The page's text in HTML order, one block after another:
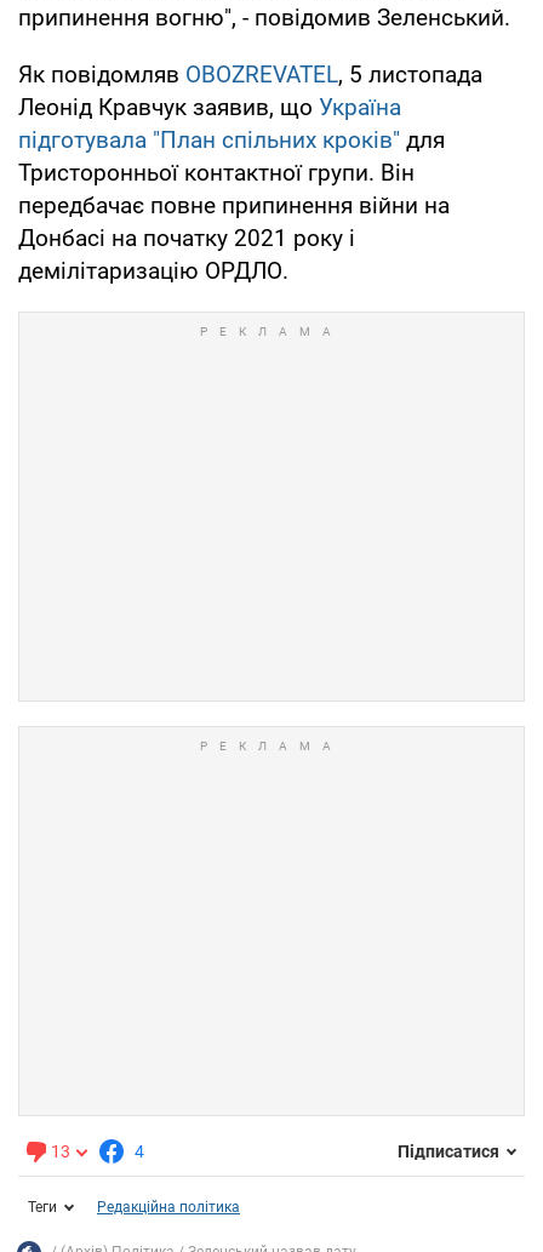
припинення вогню", - повідомив Зеленський.
Як повідомляв OBOZREVATEL, 5 листопада
Леонід Кравчук заявив, що Україна
підготувала "План спільних кроків" для
Тристоронньої контактної групи. Він
передбачає повне припинення війни на
Донбасі на початку 2021 року і
демілітаризацію ОРДЛО.
13 4 Підписатися
Теги Редакційна політика